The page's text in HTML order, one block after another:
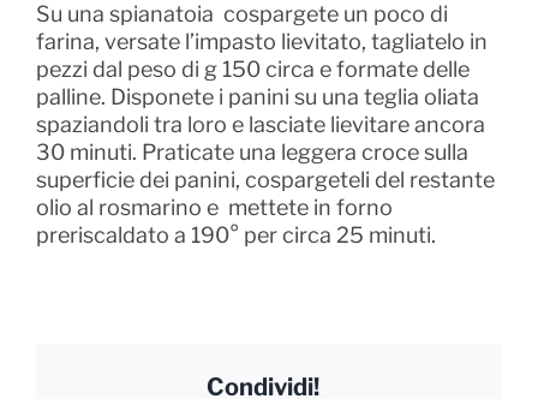
Su una spianatoia cospargete un poco di
farina, versate l’impasto lievitato, tagliatelo in
pezzi dal peso di g 150 circa e formate delle
palline. Disponete i panini su una teglia oliata
spaziandoli tra loro e lasciate lievitare ancora
30 minuti. Praticate una leggera croce sulla
superficie dei panini, cospargeteli del restante
olio al rosmarino e mettete in forno
preriscaldato a 190° per circa 25 minuti.
Condividi!